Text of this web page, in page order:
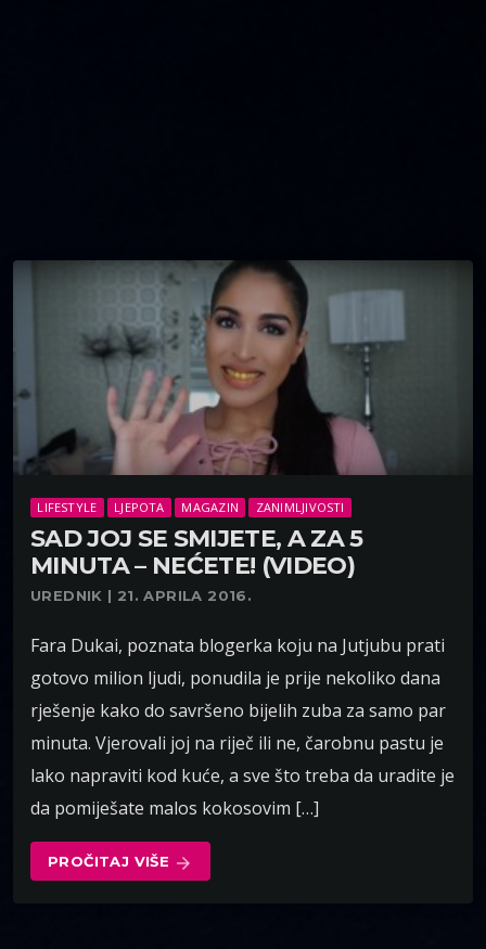
LIFESTYLE LJEPOTA MAGAZIN ZANIMLJIVOSTI
SAD JOJ SE SMIJETE, A ZA 5
MINUTA – NEĆETE! (VIDEO)
UREDNIK | 21. APRILA 2016.
Fara Dukai, poznata blogerka koju na Jutjubu prati
gotovo milion ljudi, ponudila je prije nekoliko dana
rješenje kako do savršeno bijelih zuba za samo par
minuta. Vjerovali joj na riječ ili ne, čarobnu pastu je
lako napraviti kod kuće, a sve što treba da uradite je
da pomiješate malos kokosovim […]
PROČITAJ VIŠE arrow_forward